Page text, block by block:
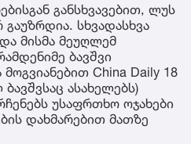
განსხვავებით, ლუს
სხვადასხვა
მისმა მეუღლემ
ბავშვი
China Daily 18
ასახელებს)
უსაფრთხო ოჯახები
დახმარებით მათზე